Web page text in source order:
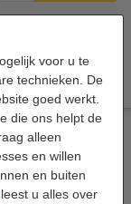
voor u te
technieken. De
goed werkt.
die ons helpt de
alleen
en willen
en buiten
leest u alles over